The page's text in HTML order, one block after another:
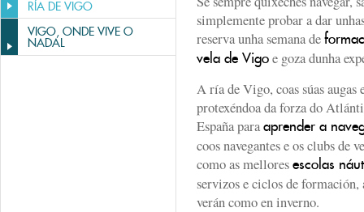
RÍA DE VIGO
VIGO, ONDE VIVE O
NADAL
simplemente probar a dar
reserva unha semana de
vela de Vigoe goza dunha
A ría de Vigo, coas súas augas
protexéndoa da forza do
España paraaprender a
coos navegantes e os clubs de
como as melloresescolas
servizos e ciclos de
verán como en inverno.